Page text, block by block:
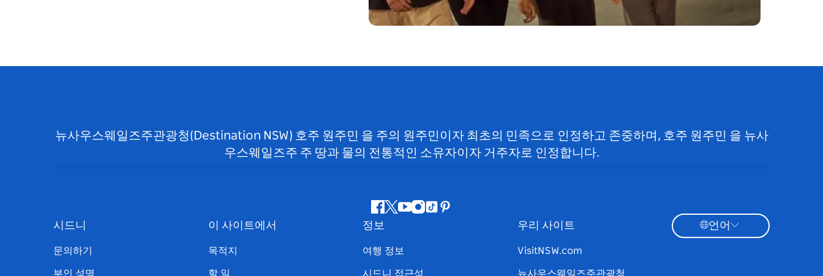
뉴사우스웨일즈주관광청(Destination NSW) 호주 원주민 을 주의 원주민이자 최초의 민족으로 인정하고 존중하며, 호주 원주민 을 뉴사
우스웨일즈주 주 땅과 물의 전통적인 소유자이자 거주자로 인정합니다.
페
이
북
지
다
유 인 틱
핀
시드니
문의하기
부인 성명
이 사이트에서
목적지
할 일
정보
여행 정보
시드니 접근성
우리 사이트
VisitNSW.com
뉴사우스웨일즈주관광청
언어